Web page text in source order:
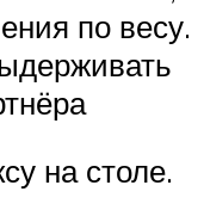
по весу.
на столе.